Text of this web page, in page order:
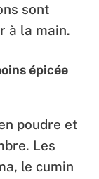
sont
à la main.
épicée
poudre et
Les
le cumin